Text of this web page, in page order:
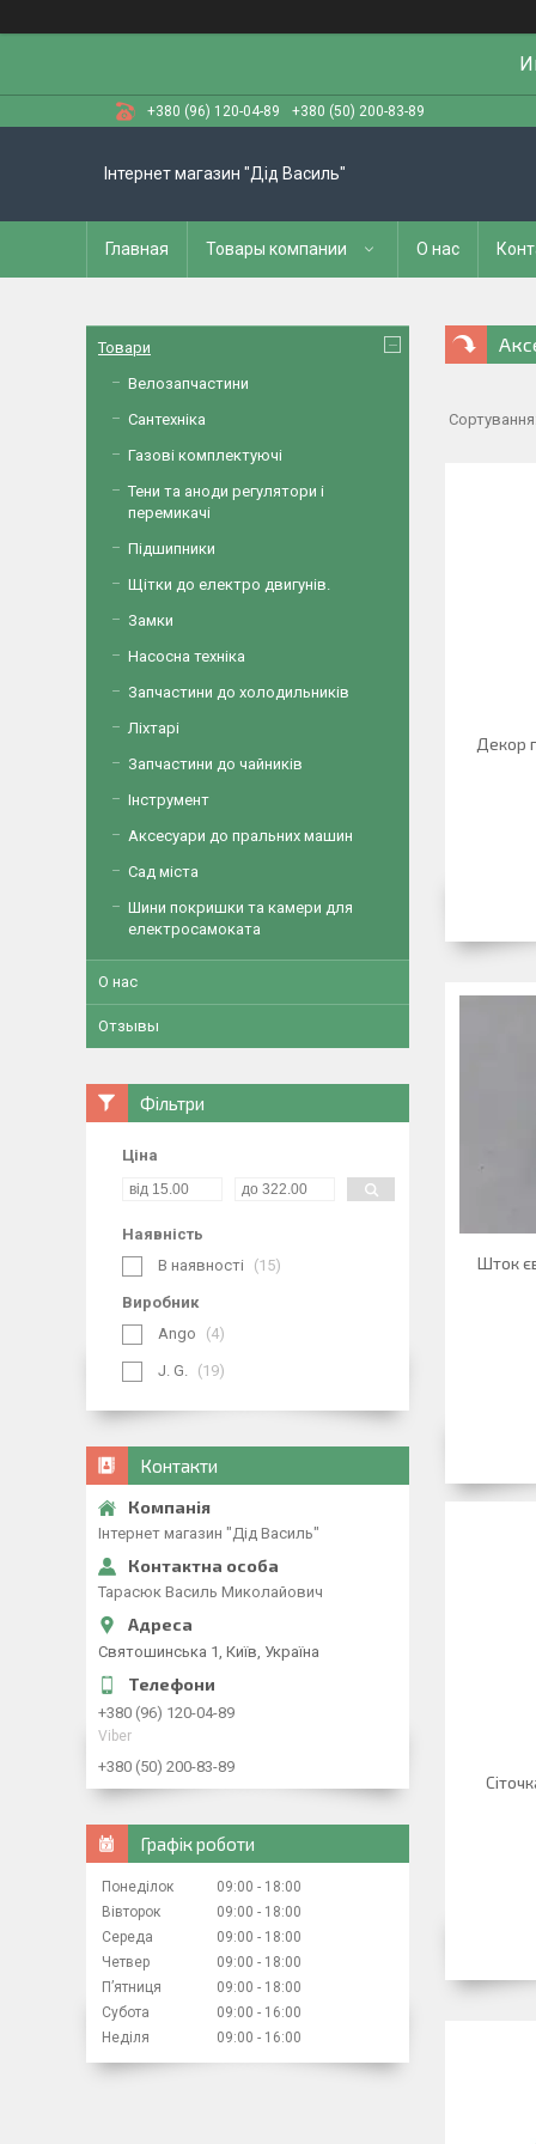
+380 (96) 120-04-89 +380 (50) 200-83-89
Інтернет магазин "Дід Василь"
Главная Товары компании О нас
Декор
Шток
Товари
Велозапчастини
Сантехніка
Газові комплектуючі
Тени та аноди регулятори і
перемикачі
Підшипники
Щітки до електро двигунів.
Замки
Насосна техніка
Запчастини до холодильників
Ліхтарі
Запчастини до чайників
Інструмент
Аксесуари до пральних машин
Сад міста
Шини покришки та камери для
електросамоката
О нас
Отзывы
Фільтри
Ціна
Наявність
В наявності
15
Виробник
Ango
4
J. G. 19
Контакти
Інтернет магазин "Дід Василь"
Тарасюк Василь Миколайович
Святошинська 1, Київ, Україна
+380 (96) 120-04-89
Viber
+380 (50) 200-83-89
Графік роботи
Понеділок 09:00
18:00
Вівторок
09:00
18:00
Середа
09:00
18:00
Четвер
09:00
18:00
Пʼятниця
09:00
18:00
Субота
09:00
16:00
Неділя
09:00 16:00